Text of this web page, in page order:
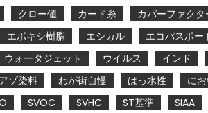
クロー値 カード糸 カバーファクタ
エポキシ樹脂 エシカル エコパスポー
ウォータジェット ウイルス インド
アゾ染料 わが街自慢 はっ水性 に
SVOC SVHC ST基準 SIAA